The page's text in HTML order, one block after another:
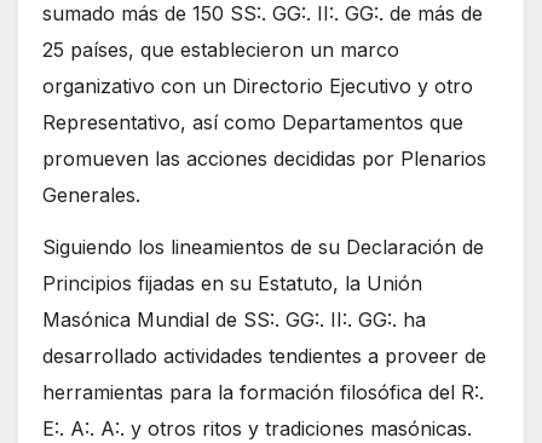
sumado más de 150 SS:. GG:. II:. GG:. de más de
25 países, que establecieron un marco
organizativo con un Directorio Ejecutivo y otro
Representativo, así como Departamentos que
promueven las acciones decididas por Plenarios
Generales.
Siguiendo los lineamientos de su Declaración de
Principios fijadas en su Estatuto, la Unión
Masónica Mundial de SS:. GG:. II:. GG:. ha
desarrollado actividades tendientes a proveer de
herramientas para la formación filosófica del R:.
E:. A:. A:. y otros ritos y tradiciones masónicas.